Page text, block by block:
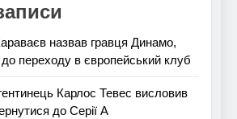
назвав гравця Динамо,
до переходу в європейський клуб
Карлос Тевес висловив
до Серії А